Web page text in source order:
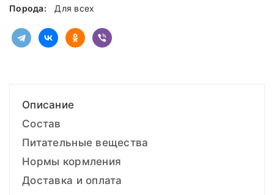
Порода:
Для всех
Описание
Состав
Питательные вещества
Нормы кормления
Доставка и оплата